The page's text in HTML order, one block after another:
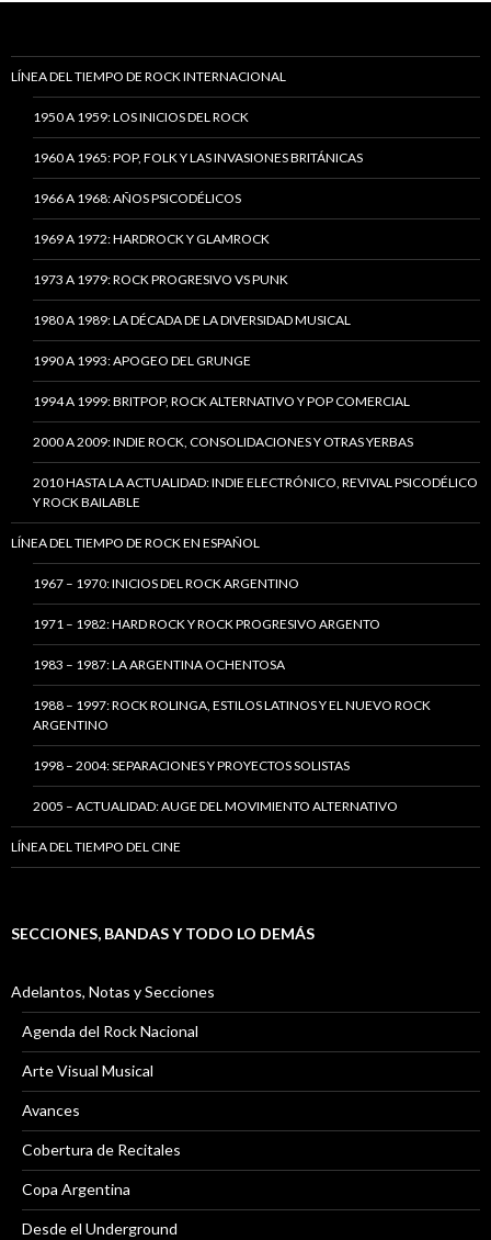
LÍNEA DEL TIEMPO DE ROCK INTERNACIONAL
1950 A 1959: LOS INICIOS DEL ROCK
1960 A 1965: POP, FOLK Y LAS INVASIONES BRITÁNICAS
1966 A 1968: AÑOS PSICODÉLICOS
1969 A 1972: HARDROCK Y GLAMROCK
1973 A 1979: ROCK PROGRESIVO VS PUNK
1980 A 1989: LA DÉCADA DE LA DIVERSIDAD MUSICAL
1990 A 1993: APOGEO DEL GRUNGE
1994 A 1999: BRITPOP, ROCK ALTERNATIVO Y POP COMERCIAL
2000 A 2009: INDIE ROCK, CONSOLIDACIONES Y OTRAS YERBAS
2010 HASTA LA ACTUALIDAD: INDIE ELECTRÓNICO, REVIVAL PSICODÉLICO
Y ROCK BAILABLE
LÍNEA DEL TIEMPO DE ROCK EN ESPAÑOL
1967 – 1970: INICIOS DEL ROCK ARGENTINO
1971 – 1982: HARD ROCK Y ROCK PROGRESIVO ARGENTO
1983 – 1987: LA ARGENTINA OCHENTOSA
1988 – 1997: ROCK ROLINGA, ESTILOS LATINOS Y EL NUEVO ROCK
ARGENTINO
1998 – 2004: SEPARACIONES Y PROYECTOS SOLISTAS
2005 – ACTUALIDAD: AUGE DEL MOVIMIENTO ALTERNATIVO
LÍNEA DEL TIEMPO DEL CINE
SECCIONES, BANDAS Y TODO LO DEMÁS
Adelantos, Notas y Secciones
Agenda del Rock Nacional
Arte Visual Musical
Avances
Cobertura de Recitales
Copa Argentina
Desde el Underground